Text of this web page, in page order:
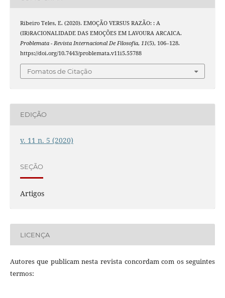
Ribeiro Teles, E. (2020). EMOÇÃO VERSUS RAZÃO: : A
(IR)RACIONALIDADE DAS EMOÇÕES EM LAVOURA ARCAICA.
Problemata - Revista Internacional De Filosofia, 11(5), 106–128.
https://doi.org/10.7443/problemata.v11i5.55788
Fomatos de Citação
EDIÇÃO
v. 11 n. 5 (2020)
SEÇÃO
Artigos
LICENÇA
Autores que publicam nesta revista concordam com os seguintes
termos: